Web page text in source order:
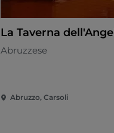
La Taverna
Abruzzese
Abruzzo, Carsoli